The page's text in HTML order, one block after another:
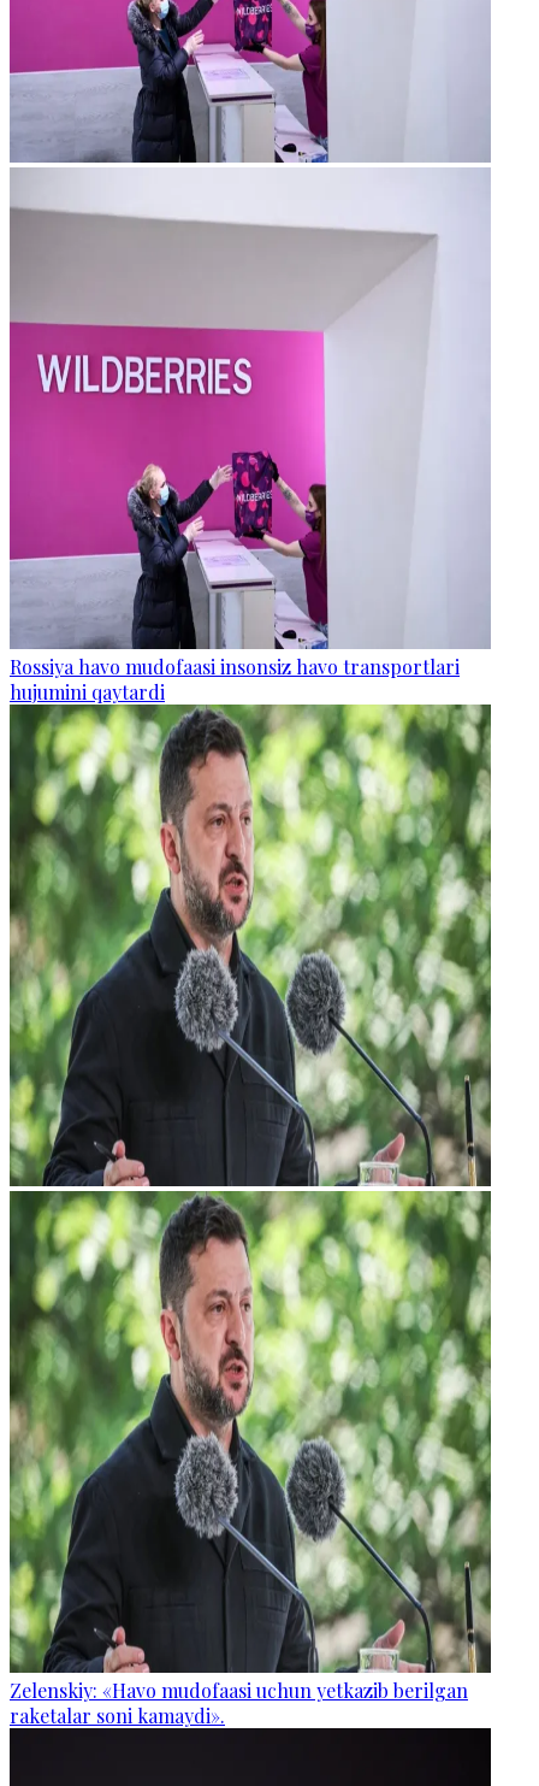
Rossiya havo mudofaasi insonsiz havo transportlari
hujumini qaytardi
Zelenskiy: «Havo mudofaasi uchun yetkazib berilgan
raketalar soni kamaydi».